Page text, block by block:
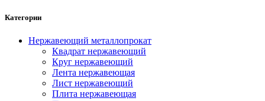
Категории
Нержавеющий металлопрокат
Квадрат нержавеющий
Круг нержавеющий
Лента нержавеющая
Лист нержавеющий
Плита нержавеющая